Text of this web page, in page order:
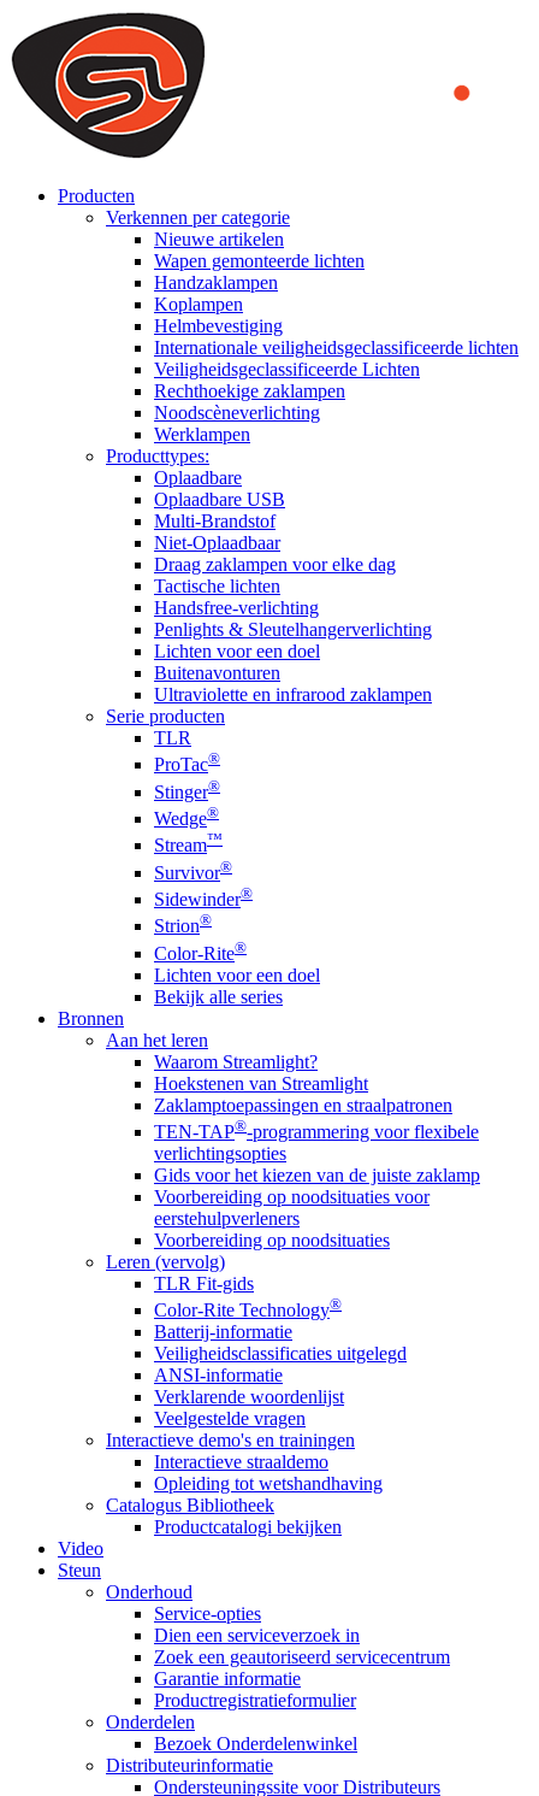
We use cookies to ensure that we provide you the best experience
on our website. By continuing to browse this website, you accept
that cookies are used to help us analyze how the website is used and
to offer you a better experience. To learn more or to find out how
you can disable cookies, you can access our
Producten
Verkennen per categorie
Nieuwe artikelen
Wapen gemonteerde lichten
Handzaklampen
Koplampen
Helmbevestiging
Internationale veiligheidsgeclassificeerde lichten
Veiligheidsgeclassificeerde Lichten
Rechthoekige zaklampen
Noodscèneverlichting
Werklampen
Producttypes:
Oplaadbare
Oplaadbare USB
Multi-Brandstof
Niet-Oplaadbaar
Draag zaklampen voor elke dag
Tactische lichten
Handsfree-verlichting
Penlights & Sleutelhangerverlichting
Lichten voor een doel
Buitenavonturen
Ultraviolette en infrarood zaklampen
Serie producten
TLR
ProTac®
Stinger®
Wedge®
Stream™
Survivor®
Sidewinder®
Strion®
Color-Rite®
Lichten voor een doel
Bekijk alle series
Bronnen
Aan het leren
Waarom Streamlight?
Hoekstenen van Streamlight
Zaklamptoepassingen en straalpatronen
TEN-TAP®-programmering voor flexibele
verlichtingsopties
Gids voor het kiezen van de juiste zaklamp
Voorbereiding op noodsituaties voor
eerstehulpverleners
Voorbereiding op noodsituaties
Leren (vervolg)
TLR Fit-gids
Color-Rite Technology®
Batterij-informatie
Veiligheidsclassificaties uitgelegd
ANSI-informatie
Verklarende woordenlijst
Veelgestelde vragen
Interactieve demo's en trainingen
Interactieve straaldemo
Opleiding tot wetshandhaving
Catalogus Bibliotheek
Productcatalogi bekijken
Video
Steun
Onderhoud
Service-opties
Dien een serviceverzoek in
Zoek een geautoriseerd servicecentrum
Garantie informatie
Productregistratieformulier
Onderdelen
Bezoek Onderdelenwinkel
Distributeurinformatie
Ondersteuningssite voor Distributeurs